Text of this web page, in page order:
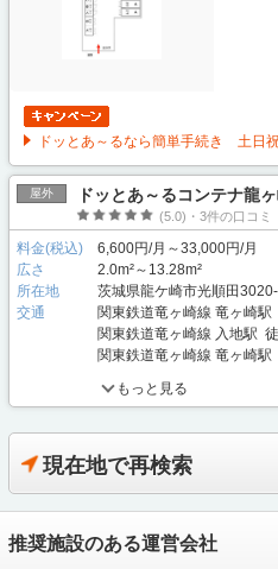
ドッとあ～るなら簡単手続き 土日
屋外 ドッとあ～るコンテナ龍
(5.0)・3件の口コミ
料金(税込)
6,600円/月～33,000円/月
広さ
2.0m²～13.28m²
所在地
茨城県龍ケ崎市光順田
交通
関東鉄道竜ヶ崎線 竜ヶ崎
関東鉄道竜ヶ崎線 入地駅
関東鉄道竜ヶ崎線 竜ヶ崎
もっと見る
現在地で再検索
推奨施設のある運営会社